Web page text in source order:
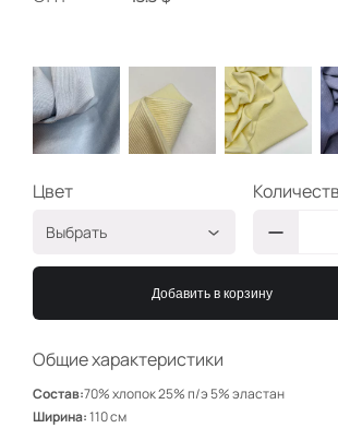
Общие характеристики
Состав:70% хлопок 25% п/э 5% эластан
Ширина:110 см
Цвет
Выбрать
Пыльно-голубой
НЩ033
НЩ167
Пыльно-голубой
Сероголубой
Добавить в корзину